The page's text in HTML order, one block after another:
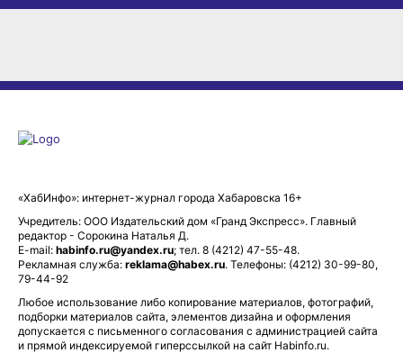
«ХабИнфо»: интернет-журнал города Хабаровска 16+
Учредитель: ООО Издательский дом «Гранд Экспресс». Главный
редактор - Сорокина Наталья Д.
E-mail: habinfo.ru@yandex.ru; тел. 8 (4212) 47-55-48.
Рекламная служба: reklama@habex.ru. Телефоны: (4212) 30-99-80,
79-44-92
Любое использование либо копирование материалов, фотографий,
подборки материалов сайта, элементов дизайна и оформления
допускается с письменного согласования с администрацией сайта
и прямой индексируемой гиперссылкой на сайт Habinfo.ru.